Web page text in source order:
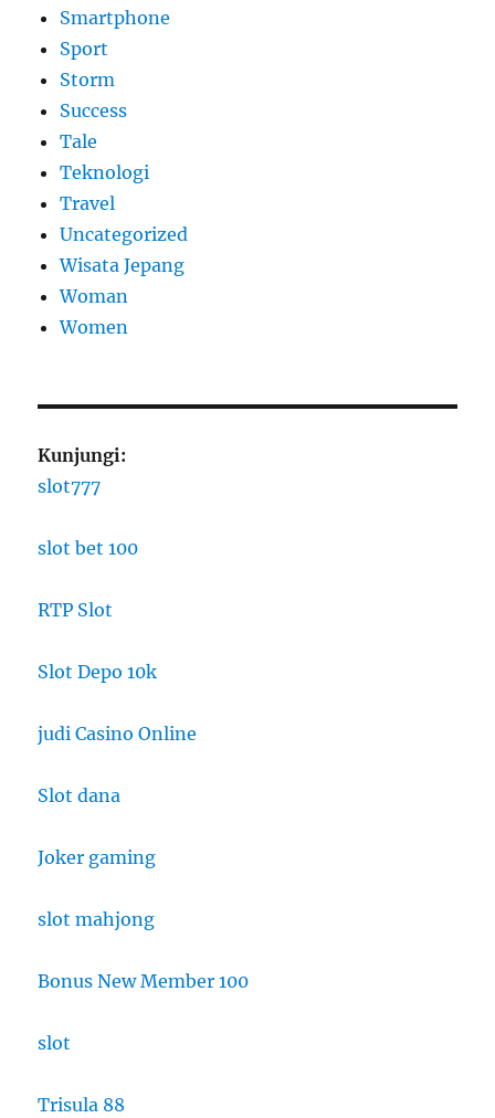
Smartphone
Sport
Storm
Success
Tale
Teknologi
Travel
Uncategorized
Wisata Jepang
Woman
Women
Kunjungi:
slot777
slot bet 100
RTP Slot
Slot Depo 10k
judi Casino Online
Slot dana
Joker gaming
slot mahjong
Bonus New Member 100
slot
Trisula 88